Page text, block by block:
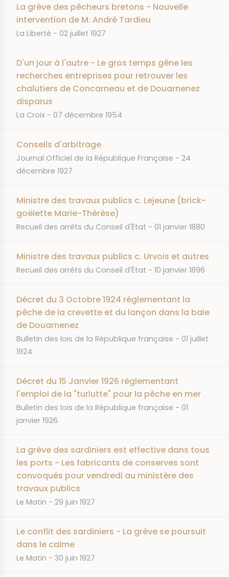
La grève des pêcheurs bretons - Nouvelle
intervention de M. André Tardieu
JOURNAL
La Liberté DATE
02 juillet 1927
D'un jour à l'autre - Le gros temps gêne les
recherches entreprises pour retrouver les
chalutiers de Concarneau et de Douarnenez
disparus
JOURNAL
La Croix DATE
07 décembre 1954
Conseils d'arbitrage
JOURNAL
Journal Officiel de la République Française DATE
24
décembre 1927
Ministre des travaux publics c. Lejeune (brick-
goëlette Marie-Thérèse)
JOURNAL
Recueil des arrêts du Conseil d'État DATE
01 janvier 1880
Ministre des travaux publics c. Urvois et autres
JOURNAL
Recueil des arrêts du Conseil d'État DATE
10 janvier 1896
Décret du 3 Octobre 1924 réglementant la
pêche de la crevette et du lançon dans la baie
de Douarnenez
JOURNAL
Bulletin des lois de la République française DATE
01 juillet
1924
Décret du 15 Janvier 1926 réglementant
l'emploi de la "turlutte" pour la pêche en mer
JOURNAL
Bulletin des lois de la République française DATE
01
janvier 1926
La grève des sardiniers est effective dans tous
les ports - Les fabricants de conserves sont
convoqués pour vendredi au ministère des
travaux publics
JOURNAL
Le Matin DATE
29 juin 1927
Le conflit des sardiniers - La grève se poursuit
dans le calme
JOURNAL
Le Matin DATE
30 juin 1927